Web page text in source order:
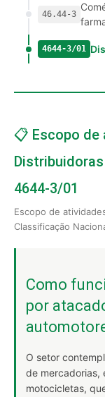
46.44-3
4644-3/01
📋 Escopo
4644-3/01
Escopo de
Classificação
Como
por
O setor
de mercadorias,
motocicletas,